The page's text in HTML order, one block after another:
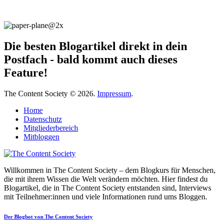
Die besten Blogartikel direkt in dein
Postfach - bald kommt auch dieses
Feature!
The Content Society © 2026. Impressum.
Home
Datenschutz
Mitgliederbereich
Mitbloggen
Willkommen in The Content Society – dem Blogkurs für Menschen,
die mit ihrem Wissen die Welt verändern möchten. Hier findest du
Blogartikel, die in The Content Society entstanden sind, Interviews
mit Teilnehmer:innen und viele Informationen rund ums Bloggen.
Der Blogbot von The Content Society